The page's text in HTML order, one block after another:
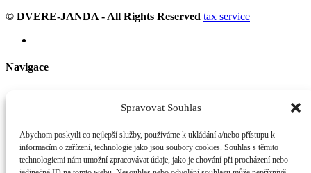
Spravovat Souhlas
Abychom poskytli co nejlepší služby, používáme k ukládání a/nebo přístupu k
informacím o zařízení, technologie jako jsou soubory cookies. Souhlas s těmito
technologiemi nám umožní zpracovávat údaje, jako je chování při procházení nebo
© DVERE-JANDA - All Rights Reserved tax service
Navigace
O nás
Blog-novinky
Kontakt